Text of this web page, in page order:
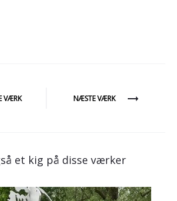
VÆRK NÆSTE VÆRK
et kig på disse værker